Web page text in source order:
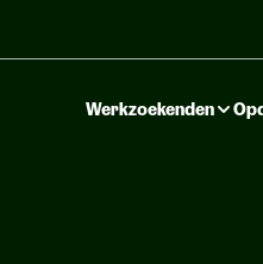
Werkzoekenden